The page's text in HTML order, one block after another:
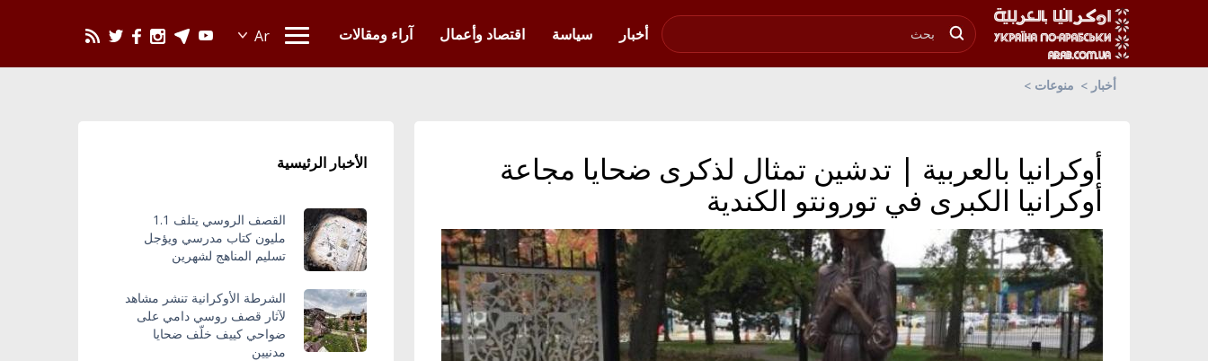
أخبار
سياسة اقتصاد وأعمال آراء ومقالات
أخبار منوعات
أوكرانيا بالعربية | تدشين تمثال لذكرى ضحايا مجاعة
أوكرانيا الكبرى في تورونتو الكندية
الأخبار الرئيسية
القصف الروسي يتلف 1.1
مليون كتاب مدرسي ويؤجل
تسليم المناهج لشهرين
الشرطة الأوكرانية تنشر مشاهد
لآثار قصف روسي دامي على
ضواحي كييف خلّف ضحايا
مدنيين